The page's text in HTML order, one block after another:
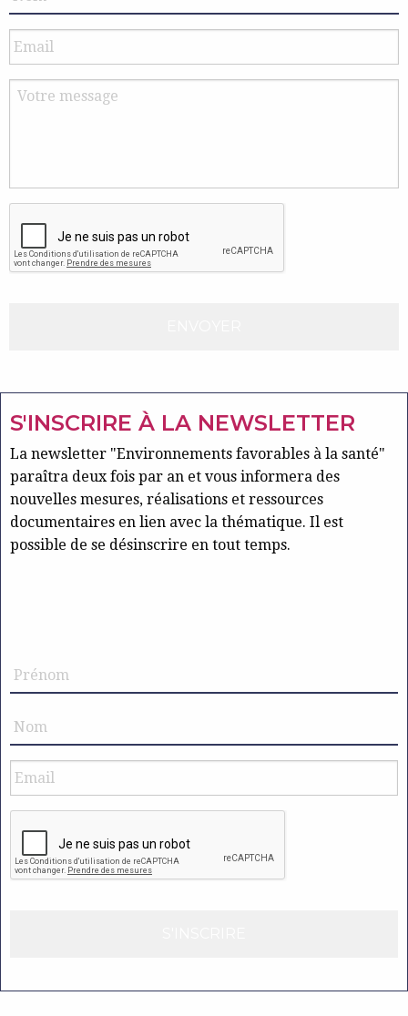
S'INSCRIRE À LA NEWSLETTER
La newsletter "Environnements favorables à la santé"
paraîtra deux fois par an et vous informera des
nouvelles mesures, réalisations et ressources
documentaires en lien avec la thématique. Il est
possible de se désinscrire en tout temps.